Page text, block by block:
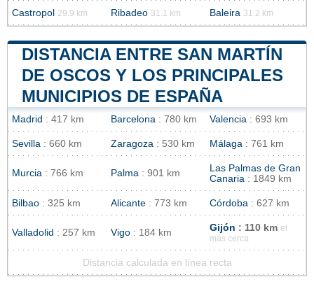
Castropol 29.9 km Ribadeo 31.1 km Baleira 31.2 km
DISTANCIA ENTRE SAN MARTÍN
DE OSCOS Y LOS PRINCIPALES
MUNICIPIOS DE ESPAÑA
Madrid : 417 km Barcelona : 780 km Valencia : 693 km
Sevilla : 660 km Zaragoza : 530 km Málaga : 761 km
Murcia : 766 km Palma : 901 km
Las Palmas de Gran
Canaria : 1849 km
Bilbao : 325 km Alicante : 773 km Córdoba : 627 km
Valladolid : 257 km Vigo : 184 km Gijón : 110 km el
más cerca
Distancia calculada en línea recta